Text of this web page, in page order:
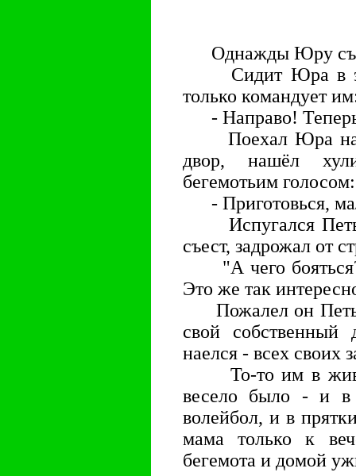
Однажды Юру
Сидит Юра в
только командует
- Направо!
Поехал Юра на
двор, нашёл
бегемотьим голосом:
- Приготовься,
Испугался
съест, задрожал от
"А чего
Это же так
Пожалел он
свой
наелся - всех своих
То-то им в
весело было - и в
волейбол, и в
мама только к
бегемота и домой